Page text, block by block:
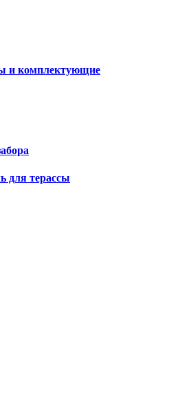
и комплектующие
для терассы